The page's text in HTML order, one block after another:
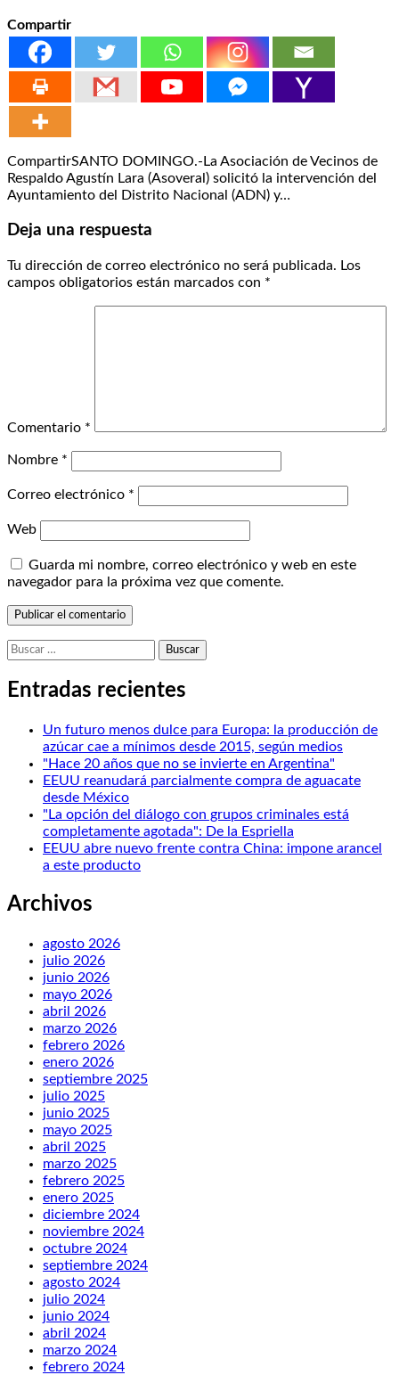
Compartir
CompartirSANTO DOMINGO.-La Asociación de Vecinos de
Respaldo Agustín Lara (Asoveral) solicitó la intervención del
Ayuntamiento del Distrito Nacional (ADN) y…
Deja una respuesta
Tu dirección de correo electrónico no será publicada. Los
campos obligatorios están marcados con *
Comentario *
Nombre *
Correo electrónico *
Web
Guarda mi nombre, correo electrónico y web en este
navegador para la próxima vez que comente.
Buscar:
Entradas recientes
Un futuro menos dulce para Europa: la producción de
azúcar cae a mínimos desde 2015, según medios
"Hace 20 años que no se invierte en Argentina"
EEUU reanudará parcialmente compra de aguacate
desde México
"La opción del diálogo con grupos criminales está
completamente agotada": De la Espriella
EEUU abre nuevo frente contra China: impone arancel
a este producto
Archivos
agosto 2026
julio 2026
junio 2026
mayo 2026
abril 2026
marzo 2026
febrero 2026
enero 2026
septiembre 2025
julio 2025
junio 2025
mayo 2025
abril 2025
marzo 2025
febrero 2025
enero 2025
diciembre 2024
noviembre 2024
octubre 2024
septiembre 2024
agosto 2024
julio 2024
junio 2024
abril 2024
marzo 2024
febrero 2024